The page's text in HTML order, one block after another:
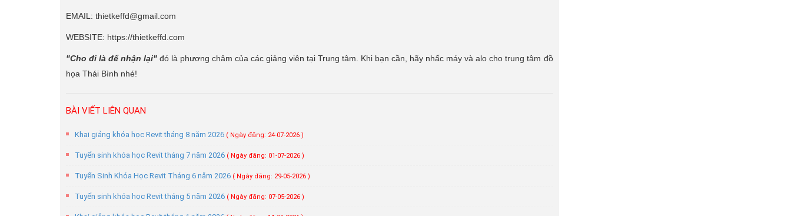
EMAIL: thietkeffd@gmail.com
WEBSITE: https://thietkeffd.com
"Cho đi là để nhận lại" đó là phương châm của các giảng viên tại Trung tâm. Khi bạn cần, hãy nhấc máy và alo cho trung tâm đồ
họa Thái Bình nhé!
BÀI VIẾT LIÊN QUAN
Khai giảng khóa học Revit tháng 8 năm 2026 ( Ngày đăng: 24-07-2026 )
Tuyển sinh khóa học Revit tháng 7 năm 2026 ( Ngày đăng: 01-07-2026 )
Tuyển Sinh Khóa Học Revit Tháng 6 năm 2026 ( Ngày đăng: 29-05-2026 )
Tuyển sinh khóa học Revit tháng 5 năm 2026 ( Ngày đăng: 07-05-2026 )